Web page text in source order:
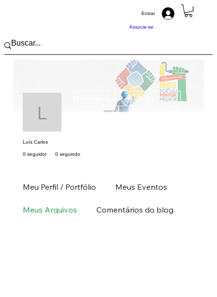
Associe-se
Entrar
Luís Carlos
Seguir
Luís Carlos
0 seguidor 0 seguindo
Meu Perfil / Portfólio Meus Eventos
Meus Arquivos Comentários do blog